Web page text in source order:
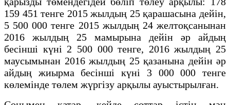
159 451 тенге 2015 жылдың 25 қарашасына дейін,
5 500 000 тенге 2015 жылдың 24 желтоқсанынан
2016 жылдың 25 мамырына дейін әр айдың
бесінші күні 2 500 000 тенге, 2016 жылдың 25
маусымынан 2016 жылдың 25 қазанына дейін әр
айдың жиырма бесінші күні 3 000 000 тенге
көлемінде төлем жүргізу арқылы ауыстырылған.